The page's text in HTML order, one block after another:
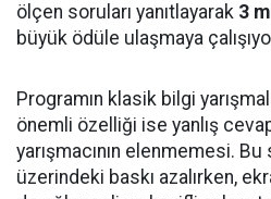
ölçen soruları yanıtlayarak 3
büyük ödüle ulaşmaya
Programın klasik bilgi
önemli özelliği ise yanlış
yarışmacının elenmemesi. Bu
üzerindeki baskı azalırken,